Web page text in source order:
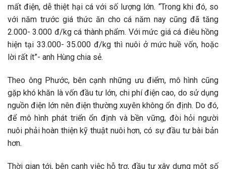
mất điện, dễ thiệt hại cá với số lượng lớn. “Trong khi đó, so
với năm trước giá thức ăn cho cá năm nay cũng đã tăng
2.000- 3.000 đ/kg cá thành phẩm. Với mức giá cá điêu hồng
hiện tại 33.000- 35.000 đ/kg thì nuôi ở mức huề vốn, hoặc
lời rất ít”- anh Hùng chia sẻ.
Theo ông Phước, bên cạnh những ưu điểm, mô hình cũng
gặp khó khăn là vốn đầu tư lớn, chi phí điện cao, do sử dụng
nguồn điện lớn nên điện thường xuyên không ổn định. Do đó,
để mô hình phát triển ổn định và bền vững, đòi hỏi người
nuôi phải hoàn thiện kỹ thuật nuôi hơn, có sự đầu tư bài bản
hơn.
Thời gian tới, bên cạnh việc hỗ trợ, đầu tư xây dựng một số